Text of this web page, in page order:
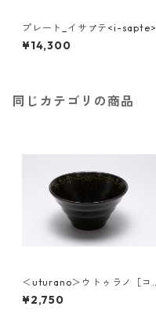
プレート_イサㇷ゚テ<i-sapte>
¥14,300
同じカテゴリの商品
＜uturano＞ウトゥラノ［コ
タンコㇿカムイ］丼ぶり
¥2,750